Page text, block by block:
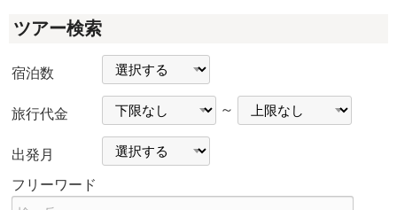
ツアー検索
宿泊数
旅行代金
旅
代
下
～ 旅
出発月
フリーワード